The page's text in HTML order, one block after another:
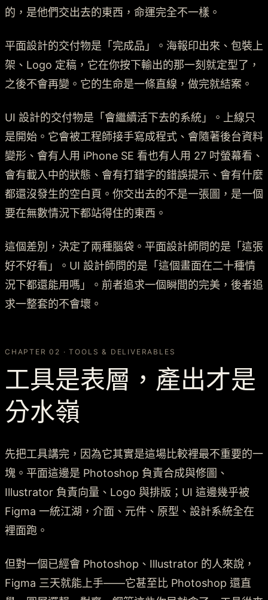
的，是他們交出去的東西，命運完全不一樣。
平面設計的交付物是「完成品」。海報印出來、包裝上
架、Logo 定稿，它在你按下輸出的那一刻就定型了，
之後不會再變。它的生命是一條直線，做完就結案。
UI 設計的交付物是「會繼續活下去的系統」。上線只
是開始。它會被工程師接手寫成程式、會隨著後台資料
變形、會有人用 iPhone SE 看也有人用 27 吋螢幕看、
會有載入中的狀態、會有打錯字的錯誤提示、會有什麼
都還沒發生的空白頁。你交出去的不是一張圖，是一個
要在無數情況下都站得住的東西。
這個差別，決定了兩種腦袋。平面設計師問的是「這張
好不好看」。UI 設計師問的是「這個畫面在二十種情
況下都還能用嗎」。前者追求一個瞬間的完美，後者追
求一整套的不會壞。
CHAPTER 02 · TOOLS & DELIVERABLES
工具是表層，產出才是
分水嶺
先把工具講完，因為它其實是這場比較裡最不重要的一
塊。平面這邊是 Photoshop 負責合成與修圖、
Illustrator 負責向量、Logo 與排版；UI 這邊幾乎被
Figma 一統江湖，介面、元件、原型、設計系統全在
裡面跑。
但對一個已經會 Photoshop、Illustrator 的人來說，
Figma 三天就能上手——它甚至比 Photoshop 還直